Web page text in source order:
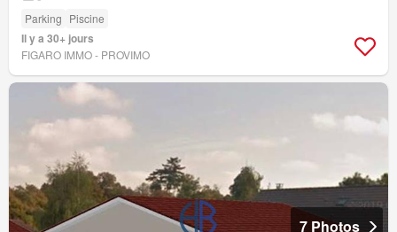
Parking Piscine
Il y a 30+ jours
FIGARO IMMO - PROVIMO
7 Photos